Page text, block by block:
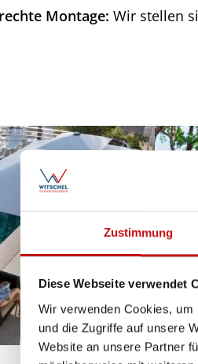
Zustimmung
Diese Webseite verwendet
Wir verwenden Cookies,
und die Zugriffe auf unsere
Website an unsere Partner
Montage: Wir stellen